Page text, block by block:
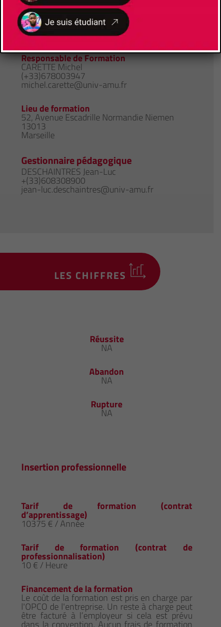
Site de la formation
Brochure de la formation
Responsable de Formation
CARETTE Michel
(+33)678003947
michel.carette@univ-amu.fr
Lieu de formation
52, Avenue Escadrille Normandie Niemen
13013
Marseille
Gestionnaire pédagogique
DESCHAINTRES Jean-Luc
+(33)608308900
jean-luc.deschaintres@univ-amu.fr
LES CHIFFRES
Réussite
NA
Abandon
NA
Rupture
NA
Insertion professionnelle
Tarif de formation (contrat
d’apprentissage)
10375 € / Année
Tarif de formation (contrat de
professionnalisation)
10 € / Heure
Financement de la formation
Le coût de la formation est pris en charge par
l'OPCO de l'entreprise. Un reste à charge peut
être facturé à l’employeur si cela est prévu
dans la convention. Aucun frais de formation